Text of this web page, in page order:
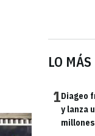
LO
1Diageo
y lanza